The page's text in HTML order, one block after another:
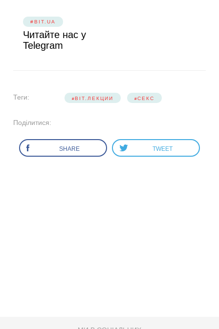
#BIT.UA
Читайте нас у
Telegram
Теги: BIT.ЛЕКЦИИ СЕКС
Поділитися:
SHARE TWEET